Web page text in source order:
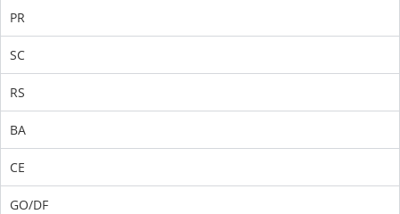
PR
SC
RS
BA
CE
GO/DF